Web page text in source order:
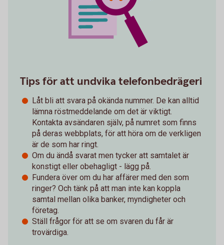
Tips för att undvika telefonbedrägeri
Låt bli att svara på okända nummer. De kan alltid
lämna röstmeddelande om det är viktigt.
Kontakta avsändaren själv, på numret som finns
på deras webbplats, för att höra om de verkligen
är de som har ringt.
Om du ändå svarat men tycker att samtalet är
konstigt eller obehagligt - lägg på.
Fundera över om du har affärer med den som
ringer? Och tänk på att man inte kan koppla
samtal mellan olika banker, myndigheter och
företag.
Ställ frågor för att se om svaren du får är
trovärdiga.